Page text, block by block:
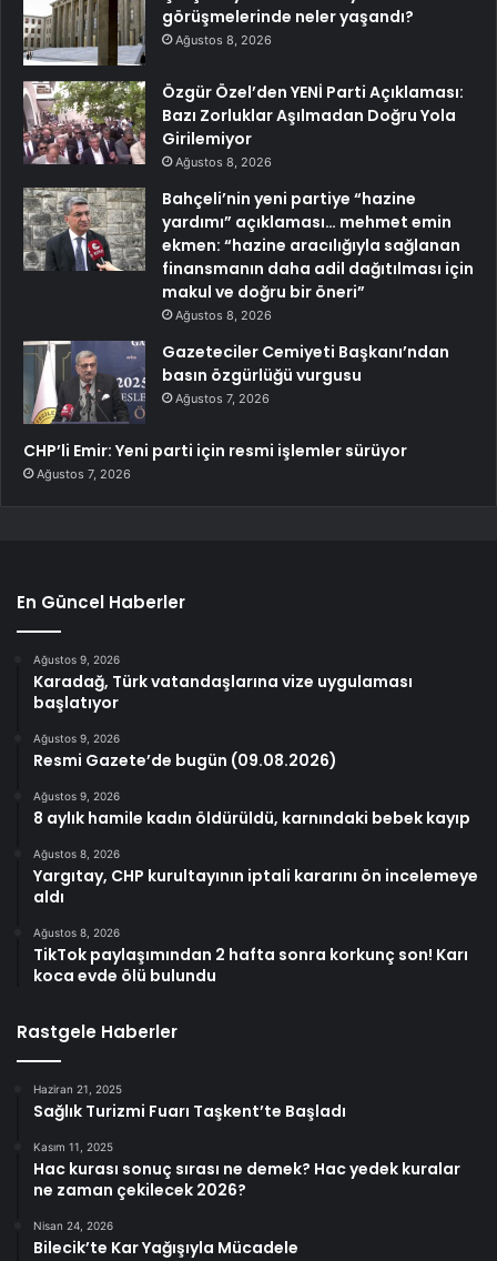
görüşmelerinde neler yaşandı?
Ağustos 8, 2026
Özgür Özel’den YENİ Parti Açıklaması:
Bazı Zorluklar Aşılmadan Doğru Yola
Girilemiyor
Ağustos 8, 2026
Bahçeli’nin yeni partiye “hazine
yardımı” açıklaması… mehmet emin
ekmen: “hazine aracılığıyla sağlanan
finansmanın daha adil dağıtılması için
makul ve doğru bir öneri”
Ağustos 8, 2026
Gazeteciler Cemiyeti Başkanı’ndan
basın özgürlüğü vurgusu
Ağustos 7, 2026
CHP’li Emir: Yeni parti için resmi işlemler sürüyor
Ağustos 7, 2026
En Güncel Haberler
Ağustos 9, 2026
Karadağ, Türk vatandaşlarına vize uygulaması
başlatıyor
Ağustos 9, 2026
Resmi Gazete’de bugün (09.08.2026)
Ağustos 9, 2026
8 aylık hamile kadın öldürüldü, karnındaki bebek kayıp
Ağustos 8, 2026
Yargıtay, CHP kurultayının iptali kararını ön incelemeye
aldı
Ağustos 8, 2026
TikTok paylaşımından 2 hafta sonra korkunç son! Karı
koca evde ölü bulundu
Rastgele Haberler
Haziran 21, 2025
Sağlık Turizmi Fuarı Taşkent’te Başladı
Kasım 11, 2025
Hac kurası sonuç sırası ne demek? Hac yedek kuralar
ne zaman çekilecek 2026?
Nisan 24, 2026
Bilecik’te Kar Yağışıyla Mücadele